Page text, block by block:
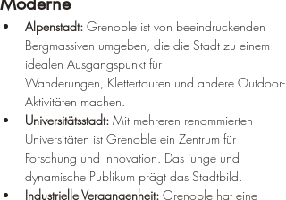
Alpenstadt: Grenoble ist von beeindruckenden
Bergmassiven umgeben, die die Stadt zu einem
idealen Ausgangspunkt für
Wanderungen, Klettertouren und andere Outdoor-
Aktivitäten machen.
Universitätsstadt: Mit mehreren renommierten
Universitäten ist Grenoble ein Zentrum für
Forschung und Innovation. Das junge und
dynamische Publikum prägt das Stadtbild.
Industrielle Vergangenheit: Grenoble hat eine